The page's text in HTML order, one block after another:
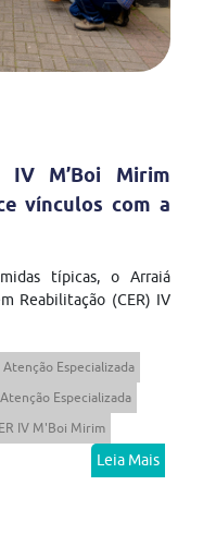
IV M’Boi Mirim
vínculos com a
típicas, o Arraiá
Reabilitação (CER) IV
Atenção Especializada
Especializada
IV M'Boi Mirim
Leia Mais